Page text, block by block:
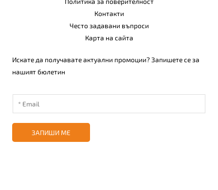
Контакти
Често задавани въпроси
Карта на сайта
Искате да получавате актуални промоции? Запишете се за
нашият бюлетин
ЗАПИШИ МЕ